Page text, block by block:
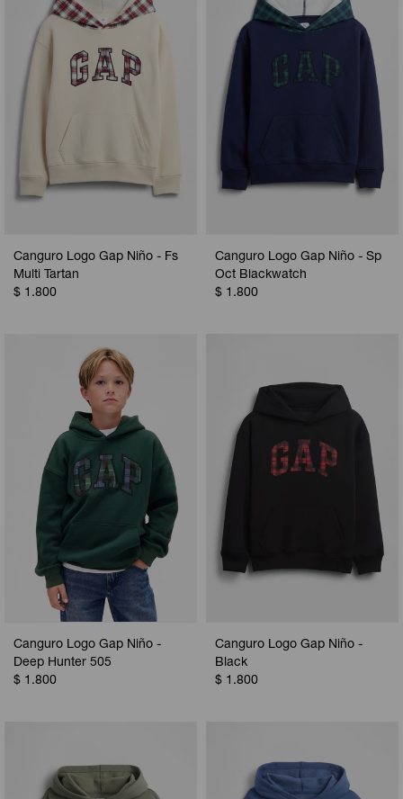
Canguro Logo Gap Niño - Fs
Multi Tartan
$ 1.800
Canguro Logo Gap Niño - Sp
Oct Blackwatch
$ 1.800
Canguro Logo Gap Niño -
Deep Hunter 505
$ 1.800
Canguro Logo Gap Niño -
Black
$ 1.800
Camperas
Musculosas
Shorts
Vestidos y polleras
Calzas
Camperas
Chalecos
Shorts
Ropa interior
Camperas
Chalecos
Ropa interior
Pijamas
Camperas
Pijamas
Sets